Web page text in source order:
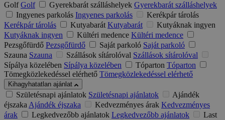
Golf Golf Gyerekbarát szálláshelyek Gyerekbarát szálláshelyek
Ingyenes parkolás Ingyenes parkolás
Kerékpár tárolás
Kerékpár tárolás
Kutyabarát Kutyabarát
Kutyáknak ingyen
Kutyáknak ingyen
Kültéri medence Kültéri medence
Pezsgőfürdő Pezsgőfürdő Saját parkoló Saját parkoló
Szauna Szauna Szállások sítárolóval Szállások sítárolóval
Sípálya közelében Sípálya közelében Tóparton Tóparton
Tömegközlekedéssel elérhető Tömegközlekedéssel elérhető
Kihagyhatatlan ajánlat
Születésnapi ajánlatok Születésnapi ajánlatok
Ajándék
éjszakaAjándék éjszaka Kedvezményes árak Kedvezményes
árak
Legkedvezőbb ajánlatok Legkedvezőbb ajánlatok
Last